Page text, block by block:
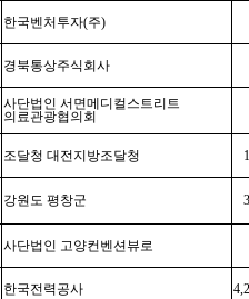
한국벤처투자(주)
경북통상주식회사
사단법인 서면메디컬스트리트
의료관광협의회
조달청 대전지방조달청
강원도 평창군
사단법인 고양컨벤션뷰로
한국전력공사